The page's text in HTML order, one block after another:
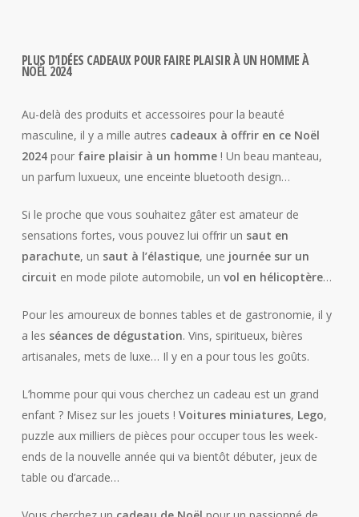
PLUS D’IDÉES CADEAUX POUR FAIRE PLAISIR À UN HOMME À
NOËL 2024
Au-delà des produits et accessoires pour la beauté
masculine, il y a mille autres cadeaux à offrir en ce Noël
2024pour faire plaisir à un homme! Un beau manteau,
un parfum luxueux, une enceinte bluetooth design…
Si le proche que vous souhaitez gâter est amateur de
sensations fortes, vous pouvez lui offrir un saut en
parachute, un saut à l’élastique, une journée sur un
circuit en mode pilote automobile, un vol en hélicoptère…
Pour les amoureux de bonnes tables et de gastronomie, il y
a les séances de dégustation. Vins, spiritueux, bières
artisanales, mets de luxe… Il y en a pour tous les goûts.
L’homme pour qui vous cherchez un cadeau est un grand
enfant ? Misez sur les jouets ! Voitures miniatures, Lego,
puzzle aux milliers de pièces pour occuper tous les week-
ends de la nouvelle année qui va bientôt débuter, jeux de
table ou d’arcade…